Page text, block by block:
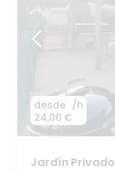
desde
24,00 €
/h
Jardín Privado